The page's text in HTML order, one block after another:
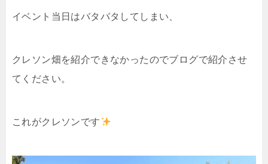
イベント当日はバタバタしてしまい、
クレソン畑を紹介できなかったのでブログで紹介させ
てください。
これがクレソンです